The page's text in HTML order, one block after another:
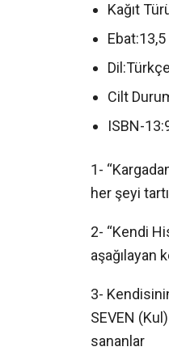
Kağıt
Ebat:13,5
Dil:Türkçe
Cilt
ISBN-13:
1-
her şeyi
​2- “Kendi
aşağılayan
​3-
SEVEN
sananlar